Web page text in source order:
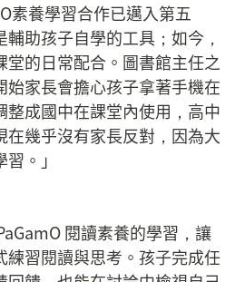
素養學習合作已邁入第五
助孩子自學的工具；如今，
堂的日常配合。圖書館主任之
始家長會擔心孩子拿著手機在
整成國中在課堂內使用，高中
在幾乎沒有家長反對，因為大
。」
閱讀素養的學習，讓
練習閱讀與思考。孩子完成任